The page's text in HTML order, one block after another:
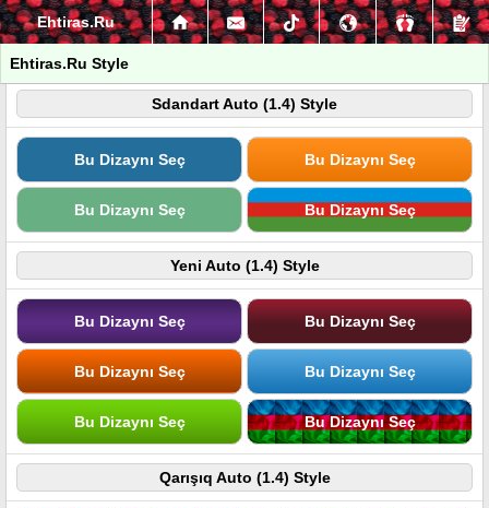
Ehtiras.Ru
Ehtiras.Ru Style
Sdandart Auto (1.4) Style
Bu Dizaynı Seç Bu Dizaynı Seç
Bu Dizaynı Seç Bu Dizaynı Seç
Yeni Auto (1.4) Style
Bu Dizaynı Seç Bu Dizaynı Seç
Bu Dizaynı Seç Bu Dizaynı Seç
Bu Dizaynı Seç Bu Dizaynı Seç
Qarışıq Auto (1.4) Style